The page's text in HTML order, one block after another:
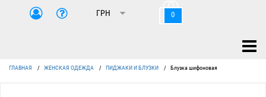
0
ГЛАВНАЯ / ЖЕНСКАЯ ОДЕЖДА / ПИДЖАКИ И БЛУЗКИ / Блузка шифоновая